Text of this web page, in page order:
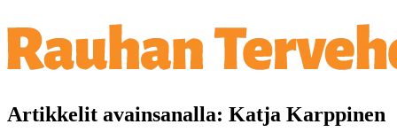
Artikkelit avainsanalla: Katja Karppinen